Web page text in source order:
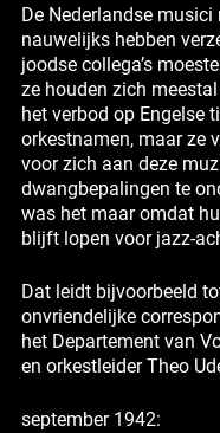
De Nederlandse musici
nauwelijks hebben
joodse collega’s
ze houden zich
het verbod op Engelse
orkestnamen, maar ze
voor zich aan deze
dwangbepalingen te
was het maar omdat
blijft lopen voor jazz-
Dat leidt bijvoorbeeld
onvriendelijke
het Departement van
en orkestleider Theo
september 1942: